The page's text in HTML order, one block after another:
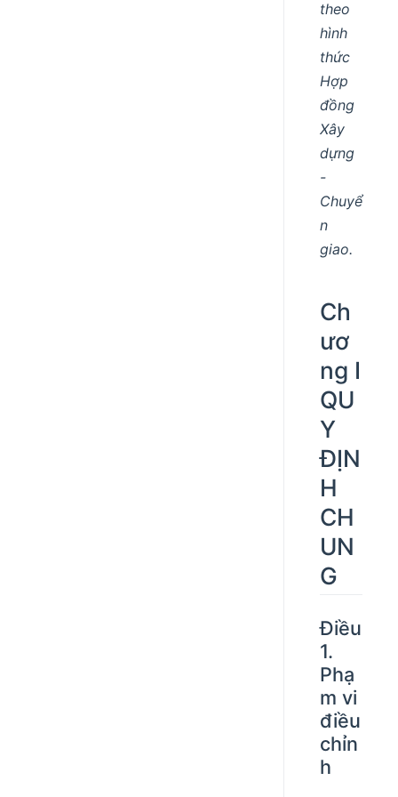
theo
hình
thức
Hợp
đồng
Xây
dựng
-
Chuyể
n
giao.
Ch
ươ
ng I
QU
Y
ĐỊN
H
CH
UN
G
Điều
1.
Phạ
m vi
điều
chỉn
h